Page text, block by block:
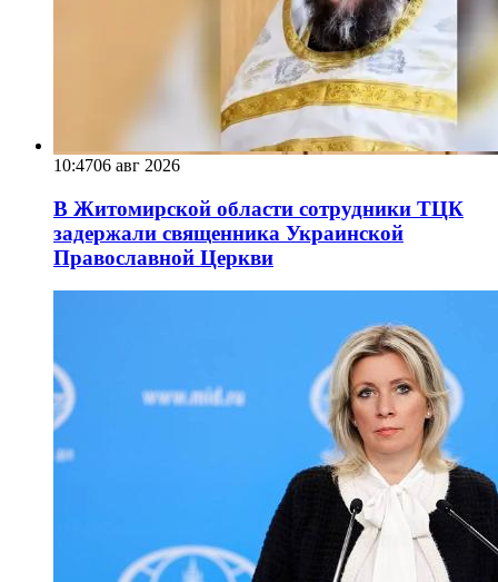
10:4706 авг 2026
В Житомирской области сотрудники ТЦК
задержали священника Украинской
Православной Церкви